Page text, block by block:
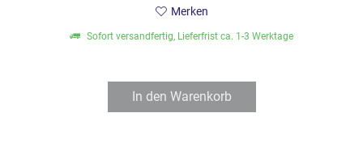
Merken
Sofort versandfertig, Lieferfrist ca. 1-3 Werktage
In den Warenkorb